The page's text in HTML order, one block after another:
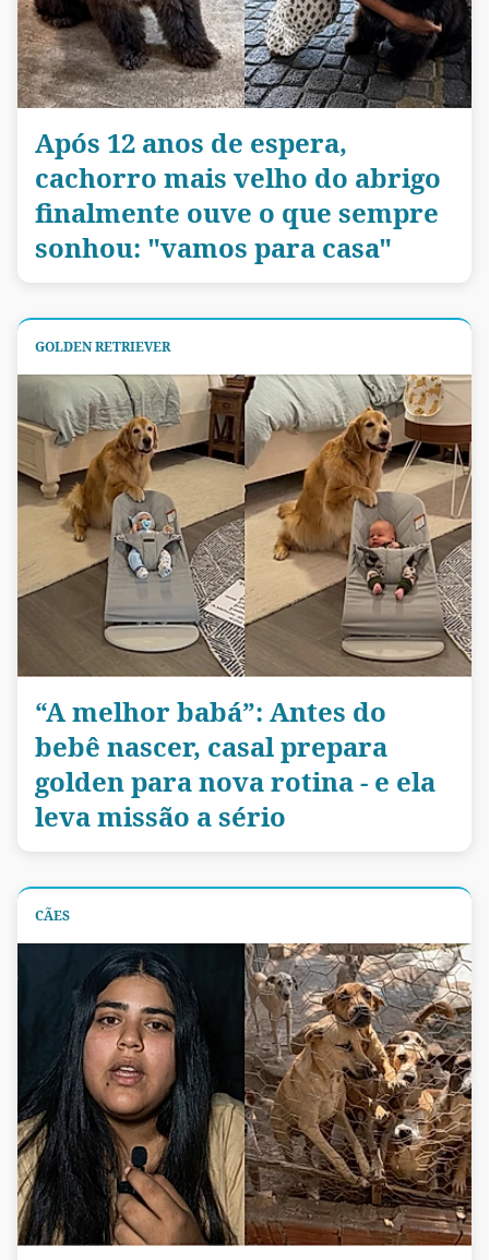
Após 12 anos de espera,
cachorro mais velho do abrigo
finalmente ouve o que sempre
sonhou: "vamos para casa"
GOLDEN RETRIEVER
“A melhor babá”: Antes do
bebê nascer, casal prepara
golden para nova rotina - e ela
leva missão a sério
CÃES